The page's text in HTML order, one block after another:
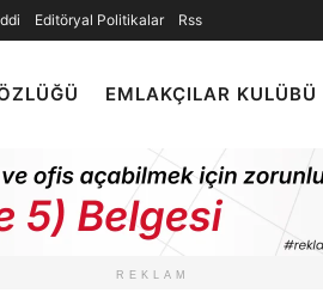
Editöryal Politikalar Rss
EMLAKÇILAR KULÜBÜ
REKLAM